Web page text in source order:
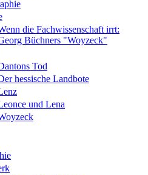
die Fachwissenschaft irrt:
Büchners "Woyzeck"
Tod
hessische Landbote
und Lena